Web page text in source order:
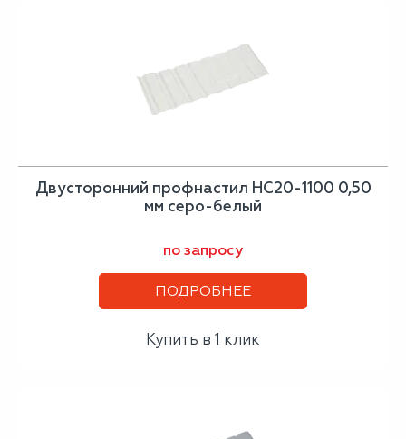
Двусторонний профнастил НС20-1100 0,50
мм серо-белый
по запросу
ПОДРОБНЕЕ
Купить в 1 клик